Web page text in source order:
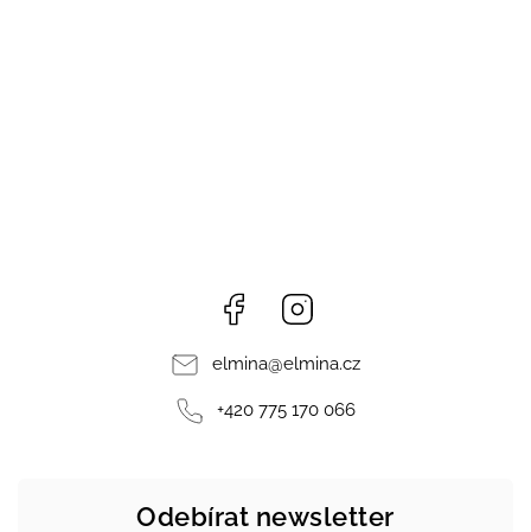
Facebook
elmina@elmina.cz
+420 775 170 066
Odebírat newsletter